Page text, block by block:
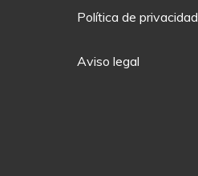
Política de privacidad
Aviso legal